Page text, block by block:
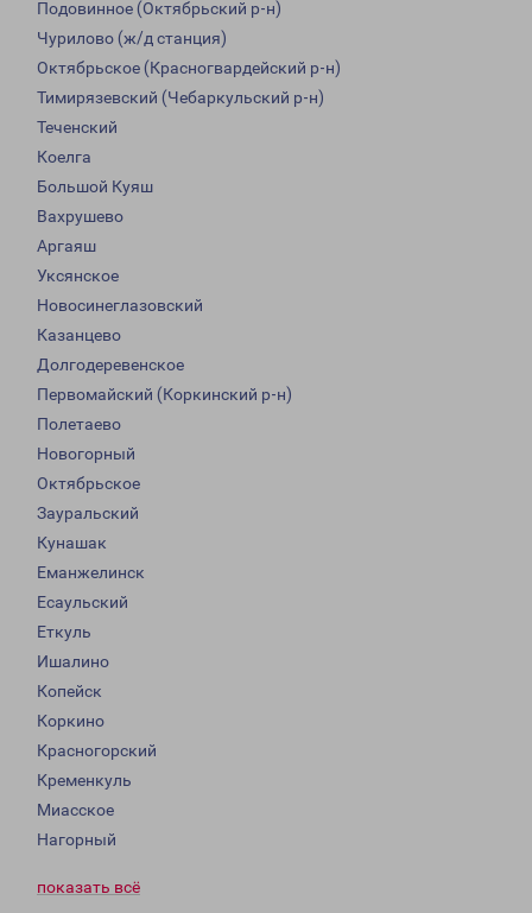
Подовинное (Октябрьский р-н)
Чурилово (ж/д станция)
Октябрьское (Красногвардейский р-н)
Тимирязевский (Чебаркульский р-н)
Теченский
Коелга
Большой Куяш
Вахрушево
Аргаяш
Уксянское
Новосинеглазовский
Казанцево
Долгодеревенское
Первомайский (Коркинский р-н)
Полетаево
Новогорный
Октябрьское
Зауральский
Кунашак
Еманжелинск
Есаульский
Еткуль
Ишалино
Копейск
Коркино
Красногорский
Кременкуль
Миасское
Нагорный
показать всё